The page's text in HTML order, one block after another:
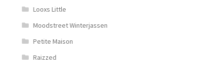
Looxs Little
Moodstreet Winterjassen
Petite Maison
Raizzed